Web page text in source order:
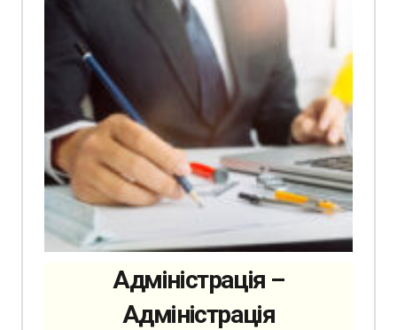
Адміністрація –
Адміністрація